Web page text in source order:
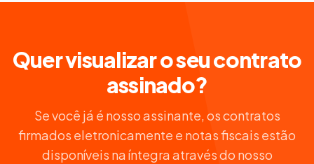
Quer visualizar o seu contrato
assinado?
Se você já é nosso assinante, os contratos
firmados eletronicamente e notas fiscais estão
disponíveis na íntegra através do nosso